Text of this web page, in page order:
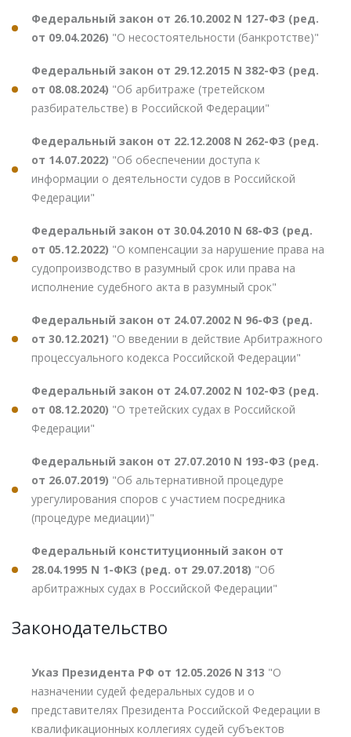
Федеральный закон от 26.10.2002 N 127-ФЗ (ред.
от 09.04.2026) "О несостоятельности (банкротстве)"
Федеральный закон от 29.12.2015 N 382-ФЗ (ред.
от 08.08.2024) "Об арбитраже (третейском
разбирательстве) в Российской Федерации"
Федеральный закон от 22.12.2008 N 262-ФЗ (ред.
от 14.07.2022) "Об обеспечении доступа к
информации о деятельности судов в Российской
Федерации"
Федеральный закон от 30.04.2010 N 68-ФЗ (ред.
от 05.12.2022) "О компенсации за нарушение права на
судопроизводство в разумный срок или права на
исполнение судебного акта в разумный срок"
Федеральный закон от 24.07.2002 N 96-ФЗ (ред.
от 30.12.2021) "О введении в действие Арбитражного
процессуального кодекса Российской Федерации"
Федеральный закон от 24.07.2002 N 102-ФЗ (ред.
от 08.12.2020) "О третейских судах в Российской
Федерации"
Федеральный закон от 27.07.2010 N 193-ФЗ (ред.
от 26.07.2019) "Об альтернативной процедуре
урегулирования споров с участием посредника
(процедуре медиации)"
Федеральный конституционный закон от
28.04.1995 N 1-ФКЗ (ред. от 29.07.2018) "Об
арбитражных судах в Российской Федерации"
Законодательство
Указ Президента РФ от 12.05.2026 N 313 "О
назначении судей федеральных судов и о
представителях Президента Российской Федерации в
квалификационных коллегиях судей субъектов